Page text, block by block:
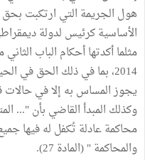
هول الجريمة التي ارتكبت بحق
الأساسية كرئيس لدولة
2014، بما في ذلك الحق في
وكذلك المبدأ القاضي بأن "...
محاكمة عادلة تُكفل له فيها
والمحاكمة " (المادة 27).